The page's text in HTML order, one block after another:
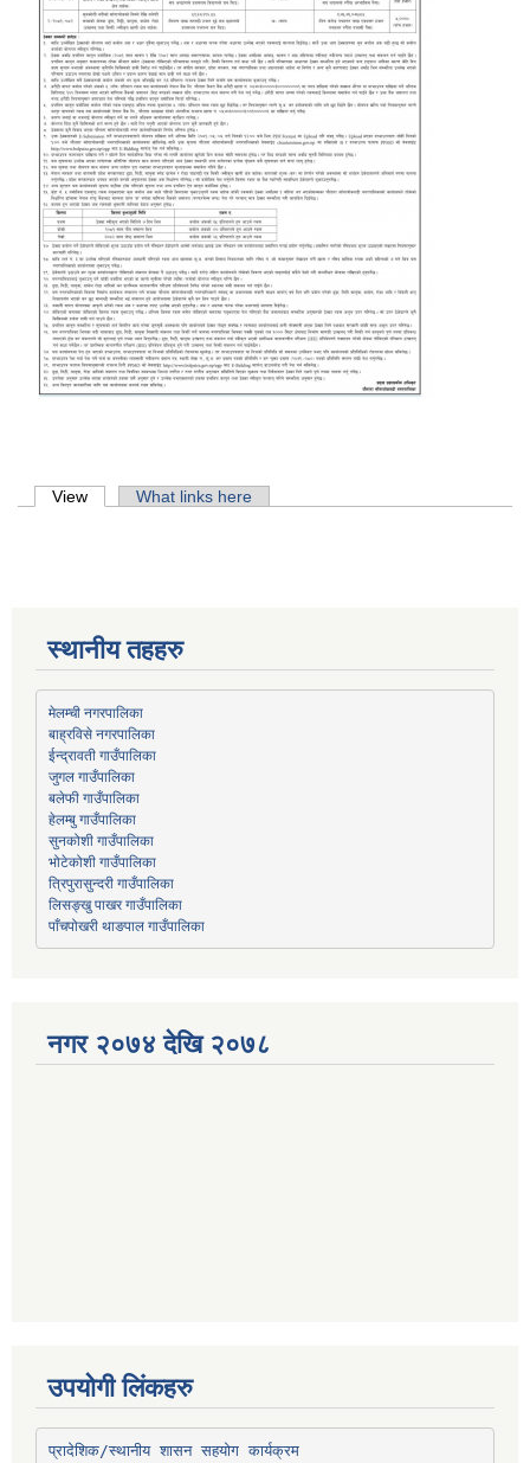
Primary tabs
View (active tab)What links here
स्थानीय तहहरु
मेलम्ची नगरपालिका
बाह्रविसे नगरपालिका
ईन्द्रावती गाउँपालिका
जुगल गाउँपालिका
बलेफी गाउँपालिका
हेलम्बु गाउँपालिका
सुनकोशी गाउँपालिका
भोटेकोशी गाउँपालिका
त्रिपुरासुन्दरी गाउँपालिका
लिसङ्खु पाखर गाउँपालिका
पाँचपोखरी थाङपाल गाउँपालिका
नगर २०७४ देखि २०७८
उपयोगी लिंकहरु
प्रादेशिक/स्थानीय शासन सहयोग कार्यक्रम